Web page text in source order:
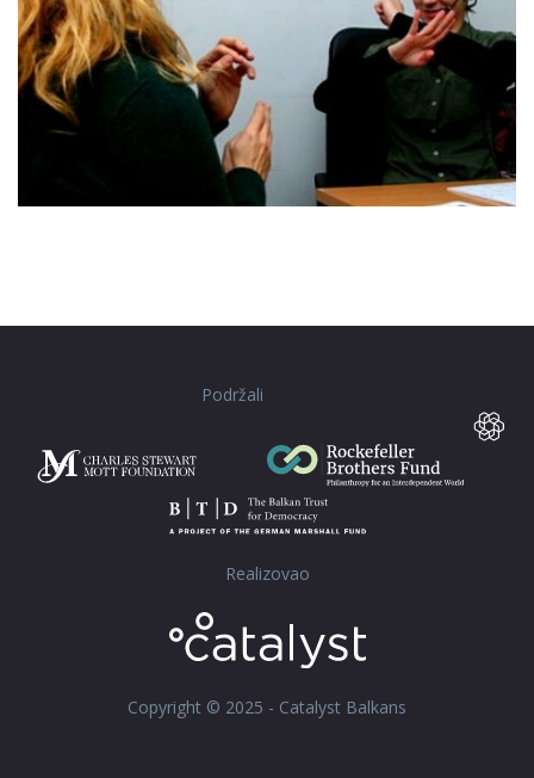
Podržali
Realizovao
Copyright © 2025 - Catalyst Balkans